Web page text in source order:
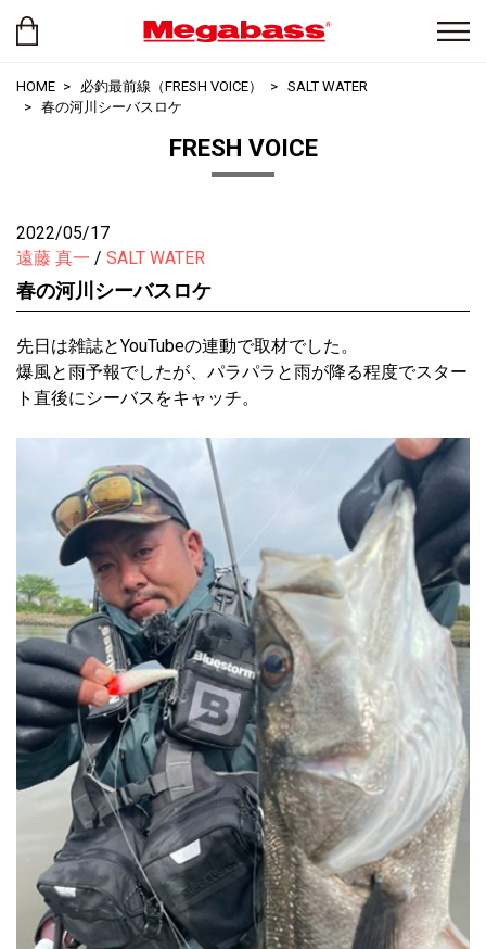
HOME 必釣最前線（FRESH VOICE）
SALT WATER
春の河川シーバスロケ
FRESH VOICE
2022/05/17
遠藤 真一
SALT WATER
春の河川シーバスロケ
先日は雑誌とYouTubeの連動で取材でした。
爆風と雨予報でしたが、パラパラと雨が降る程度でスター
ト直後にシーバスをキャッチ。